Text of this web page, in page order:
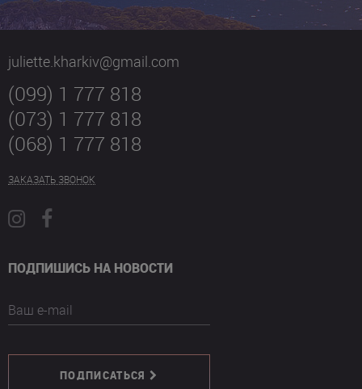
juliette.kharkiv@gmail.com
(099) 1 777 818
(073) 1 777 818
(068) 1 777 818
ЗАКАЗАТЬ ЗВОНОК
ПОДПИШИСЬ НА НОВОСТИ
Ваш e-mail
ПОДПИСАТЬСЯ